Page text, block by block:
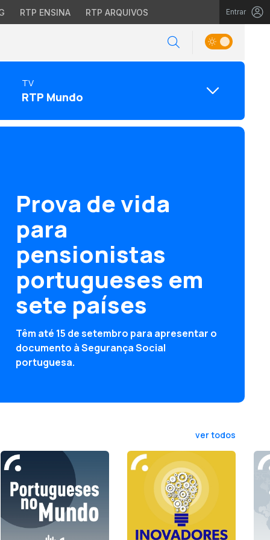
RTP ENSINA RTP ARQUIVOS Entrar
TV
RTP Mundo
Prova de vida
para
pensionistas
portugueses em
sete países
Têm até 15 de setembro para apresentar o
documento à Segurança Social
portuguesa.
ver todos